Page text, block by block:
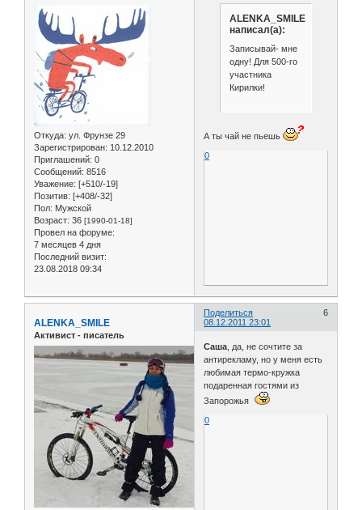
Откуда: ул. Фрунзе 29
Зарегистрирован: 10.12.2010
Приглашений: 0
Сообщений: 8516
Уважение: [+510/-19]
Позитив: [+408/-32]
Пол: Мужской
Возраст: 36 [1990-01-18]
Провел на форуме:
7 месяцев 4 дня
Последний визит:
23.08.2018 09:34
ALENKA_SMILE
написал(а):
Записывай- мне
одну! Для 500-го
участника
Кирилки!
А ты чай не пьешь
0
Поделиться
6
08.12.2011 23:01
ALENKA_SMILE
Активист - писатель
Саша , да, не сочтите за
антирекламу, но у меня есть
любимая термо-кружка
подаренная гостями из
Запорожья
0